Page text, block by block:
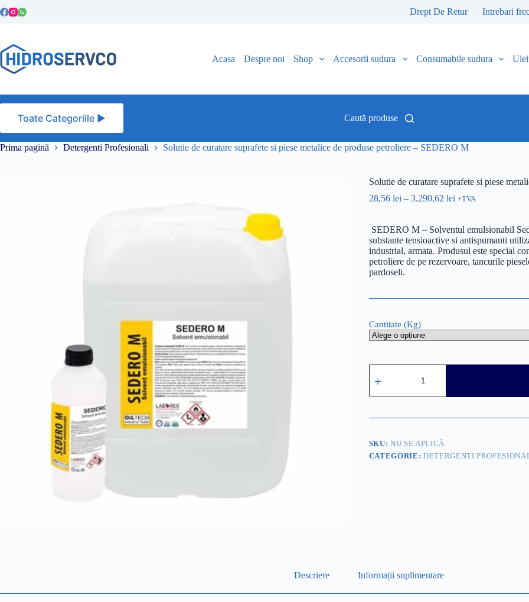
la
Drept De Retur Intrebari
Acasa Despre noi Shop Accesorii sudura Consumabile sudura
Toate Categoriile ► Caută produse
Prima pagină Detergenti Profesionali Solutie de curatare suprafete si piese metalice de produse petroliere – SEDERO M
Solutie de curatare suprafete si piese
28,56 lei – 3.290,62 lei +TVA
SEDERO M – Solventul emulsionabil
substante tensioactive si antispumanti
industrial, armata. Produsul este special
petroliere de pe rezervoare, tancurile
pardoseli.
Cantitate (Kg)
Cantitate
Solutie
curatare
si
metalice
de
produse
SKU:NU SE APLICĂ
CATEGORIE: DETERGENTI
Descriere Informații suplimentare